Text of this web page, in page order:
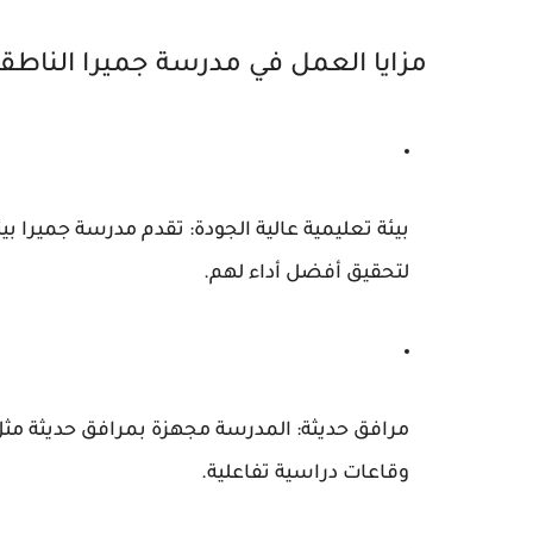
مزايا العمل في مدرسة جميرا الناطقة
بيئة تعليمية عالية الجودة: تقدم مدرسة جميرا
لتحقيق أفضل أداء لهم.
مرافق حديثة: المدرسة مجهزة بمرافق حديثة
وقاعات دراسية تفاعلية.